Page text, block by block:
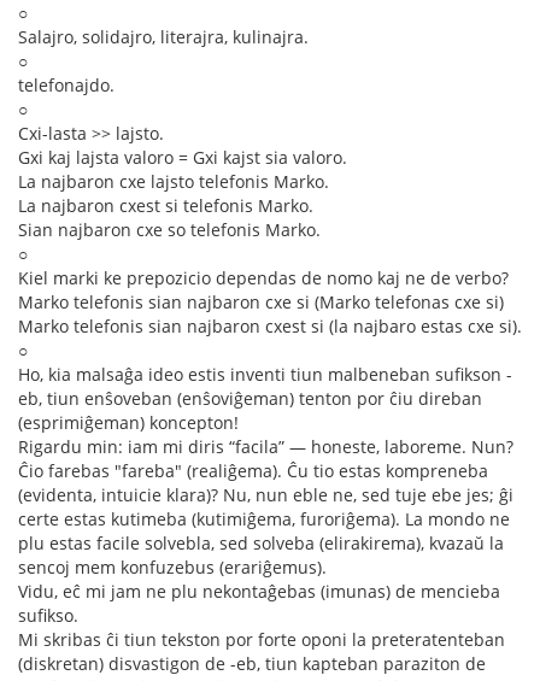
○
Salajro, solidajro, literajra, kulinajra.
○
telefonajdo.
○
Cxi-lasta >> lajsto.
Gxi kaj lajsta valoro = Gxi kajst sia valoro.
La najbaron cxe lajsto telefonis Marko.
La najbaron cxest si telefonis Marko.
Sian najbaron cxe so telefonis Marko.
○
Kiel marki ke prepozicio dependas de nomo kaj ne de verbo?
Marko telefonis sian najbaron cxe si (Marko telefonas cxe si)
Marko telefonis sian najbaron cxest si (la najbaro estas cxe si).
○
Ho, kia malsaĝa ideo estis inventi tiun malbeneban sufikson -
eb, tiun enŝoveban (enŝoviĝeman) tenton por ĉiu direban
(esprimiĝeman) koncepton!
Rigardu min: iam mi diris “facila” — honeste, laboreme. Nun?
Ĉio farebas "fareba" (realiĝema). Ĉu tio estas kompreneba
(evidenta, intuicie klara)? Nu, nun eble ne, sed tuje ebe jes; ĝi
certe estas kutimeba (kutimiĝema, furoriĝema). La mondo ne
plu estas facile solvebla, sed solveba (elirakirema), kvazaŭ la
sencoj mem konfuzebus (erariĝemus).
Vidu, eĉ mi jam ne plu nekontaĝebas (imunas) de mencieba
sufikso.
Mi skribas ĉi tiun tekston por forte oponi la preteratenteban
(diskretan) disvastigon de -eb, tiun kapteban paraziton de